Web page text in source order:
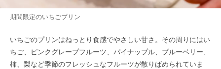
期間限定のいちごプリン
いちごのプリンはねっとり食感でやさしい甘さ。その周りにはい
ちご、ピンクグレープフルーツ、パイナップル、ブルーベリー、
柿、梨など季節のフレッシュなフルーツが散りばめられていま